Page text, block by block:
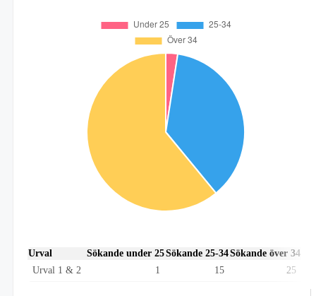
Urval Sökande under 25Sökande 25-34Sökande över 34
Urval 1 & 2
1 15 25